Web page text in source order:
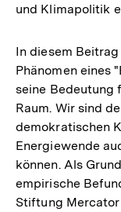
und Klimapolitik
In diesem
Phänomen eines
seine Bedeutung
Raum. Wir sind
demokratischen
Energiewende
können. Als
empirische
Stiftung